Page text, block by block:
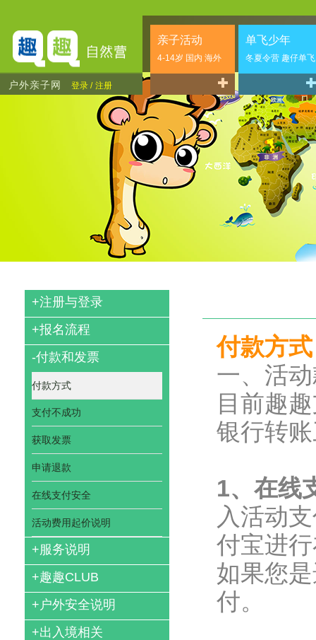
亲子活动
4-14岁 国内 海外
单飞少年
冬夏令营 趣仔单飞
户外亲子网 登录 / 注册
+注册与登录
+报名流程
-付款和发票
付款方式
支付不成功
获取发票
申请退款
在线支付安全
活动费用起价说明
+服务说明
+趣趣CLUB
+ 户外安全说明
+出入境相关
付款方式
一、活
目前趣
银行转
1、在线
入活动
付宝进
如果您
付。